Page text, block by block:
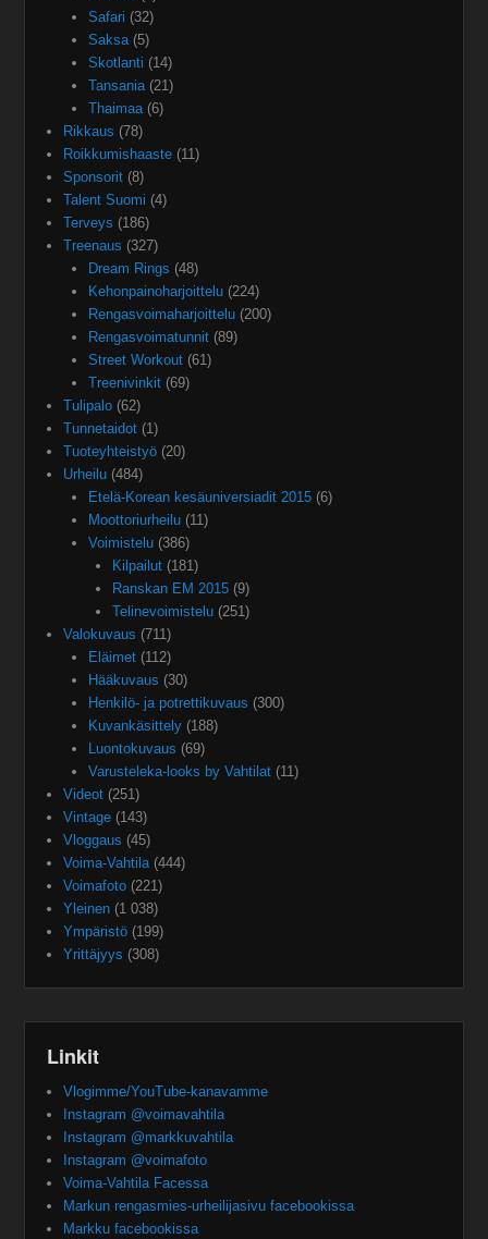
Safari (32)
Saksa(5)
Skotlanti (14)
Tansania(21)
Thaimaa(6)
Rikkaus (78)
Roikkumishaaste (11)
Sponsorit (8)
Talent Suomi (4)
Terveys (186)
Treenaus (327)
Dream Rings (48)
Kehonpainoharjoittelu(224)
Rengasvoimaharjoittelu(200)
Rengasvoimatunnit(89)
Street Workout(61)
Treenivinkit(69)
Tulipalo (62)
Tunnetaidot (1)
Tuoteyhteistyö (20)
Urheilu (484)
Etelä-Korean kesäuniversiadit 2015(6)
Moottoriurheilu(11)
Voimistelu(386)
Kilpailut (181)
Ranskan EM 2015 (9)
Telinevoimistelu (251)
Valokuvaus (711)
Eläimet(112)
Hääkuvaus (30)
Henkilö- ja potrettikuvaus (300)
Kuvankäsittely(188)
Luontokuvaus (69)
Varusteleka-looks by Vahtilat(11)
Videot (251)
Vintage (143)
Vloggaus (45)
Voima-Vahtila(444)
Voimafoto (221)
Yleinen (1 038)
Ympäristö (199)
Yrittäjyys (308)
Linkit
Vlogimme/YouTube-kanavamme
Instagram @voimavahtila
Instagram @markkuvahtila
Instagram @voimafoto
Voima-Vahtila Facessa
Markun rengasmies-urheilijasivu facebookissa
Markku facebookissa